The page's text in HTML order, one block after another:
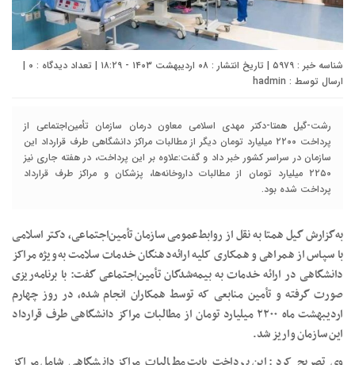
شناسه خبر : ۵۹۷۹ | تاریخ انتشار : ۰۸ اردیبهشت ۱۴۰۳ - ۱۸:۲۹ | تعداد دیدگاه : ۰ |
ارسال توسط : hadmin
رشت-گیل همتا-دکتر مهدی اسلامی معاون درمان سازمان تأمین‌اجتماعی از
پرداخت ۲۲۰۰ میلیارد تومان دیگر از مطالبات مراکز دانشگاهی طرف قرارداد این
سازمان در سراسر کشور خبر داد و گفت:علاوه بر‌ این پرداخت، در هفته جاری نیز
۲۲۵۰ میلیارد تومان از مطالبات داروخانه‌ها، پزشکان و مراکز طرف قرارداد
پرداخت شده بود.
به‌گزارش گیل همتا به نقل از روابط‌عمومی سازمان تأمین‌اجتماعی، دکتر اسلامی
با سپاس از همراهی و همکاری کلیه ارائه‌دهنگان خدمات سلامت به‌ویژه مراکز
دانشگاهی در ارائه خدمات به بیمه‌شدگان تأمین‌اجتماعی گفت: با برنامه‌ریزی
صورت گرفته و تأمین منابعی که توسط همکاران انجام شده، در روز چهارم
اردیبهشت ماه ۲۲۰۰ میلیارد تومان از مطالبات مراکز دانشگاهی طرف قرارداد
این سازمان واریز شد.